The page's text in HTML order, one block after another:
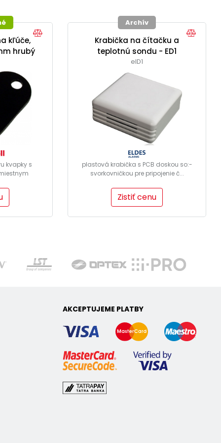
kľúče,
hrubý
kvapky s
Archív
Krabička na čítačku a
teplotnú sondu - ED1
elD1
plastová krabička s PCB doskou so:-
svorkovničkou pre pripojenie č...
Zistiť cenu
AKCEPTUJEME PLATBY